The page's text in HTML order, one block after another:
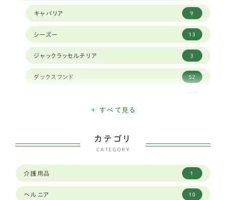
キャバリア 9
シーズー 13
ジャックラッセルテリア 3
ダックスフンド 52
ペキニーズ 1
+ すべて見る
カテゴリ
CATEGORY
介護用品 1
ヘルニア 10